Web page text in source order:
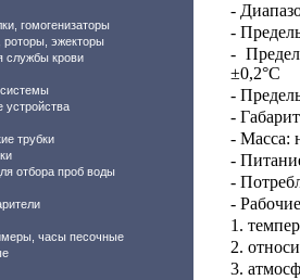
гомогенизаторы
роторы, эжекторы
службы крови
трубки
отбора проб воды
часы песочные
-
-
-
±0,2°С
-
-
- Масса:
-
-
-
1.
2.
3.